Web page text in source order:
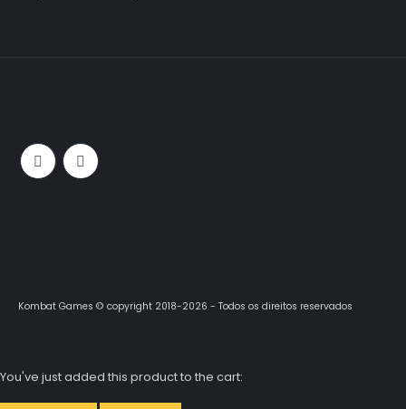
Kombat Games © copyright 2018-2026 - Todos os direitos reservados
You've just added this product to the cart: